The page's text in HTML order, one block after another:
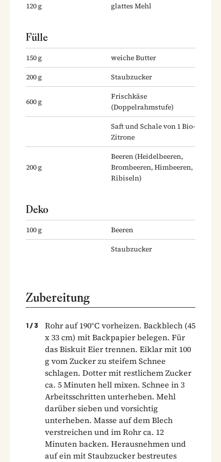
120g glattes Mehl
Fülle
150g
weiche Butter
200g Staubzucker
600g
Frischkäse
(Doppelrahmstufe)
Saft und Schale von 1 Bio-
Zitrone
200g
Beeren (Heidelbeeren,
Brombeeren, Himbeeren,
Ribiseln)
Deko
100g
Beeren
Staubzucker
Zubereitung
1 / 3
Rohr auf 190°C vorheizen. Backblech (45
x 33 cm) mit Backpapier belegen. Für
das Biskuit Eier trennen. Eiklar mit 100
g vom Zucker zu steifem Schnee
schlagen. Dotter mit restlichem Zucker
ca. 5 Minuten hell mixen. Schnee in 3
Arbeitsschritten unterheben. Mehl
darüber sieben und vorsichtig
unterheben. Masse auf dem Blech
verstreichen und im Rohr ca. 12
Minuten backen. Herausnehmen und
auf ein mit Staubzucker bestreutes